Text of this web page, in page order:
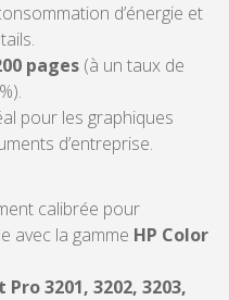
d’énergie et
pages (à un taux de
pour les graphiques
d’entreprise.
calibrée pour
avec la gamme HP Color
Pro 3201, 3202, 3203,